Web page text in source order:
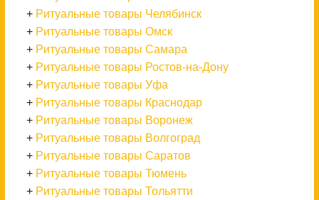
+ Ритуальные товары Челябинск
+ Ритуальные товары Омск
+ Ритуальные товары Самара
+ Ритуальные товары Ростов-на-Дону
+ Ритуальные товары Уфа
+ Ритуальные товары Краснодар
+ Ритуальные товары Воронеж
+ Ритуальные товары Волгоград
+ Ритуальные товары Саратов
+ Ритуальные товары Тюмень
+ Ритуальные товары Тольятти